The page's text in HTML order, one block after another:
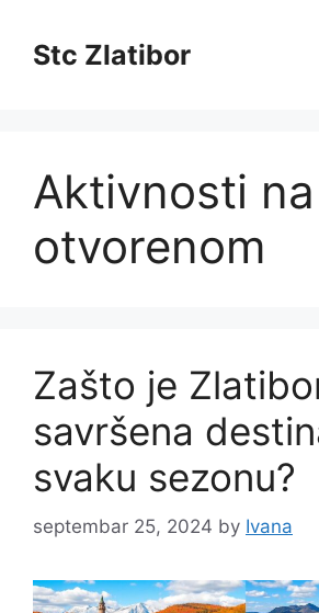
contentStc Zlatibor
Aktivnosti na
otvorenom
Zašto je
savršena
svaku sezonu?
septembar 25, 2024 by Ivana